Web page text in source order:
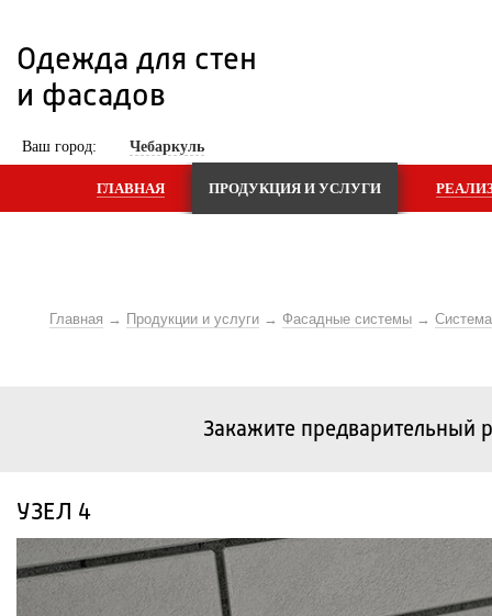
Одежда для стен
и фасадов
Ваш город: Чебаркуль
ГЛАВНАЯ ПРОДУКЦИЯ И УСЛУГИ
Главная Продукции и услуги Фасадные системы
Закажите предварительный
УЗЕЛ 4